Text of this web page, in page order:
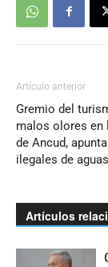
Artículo anterior
Gremio del
malos olores en
de Ancud,
ilegales de
Artículos